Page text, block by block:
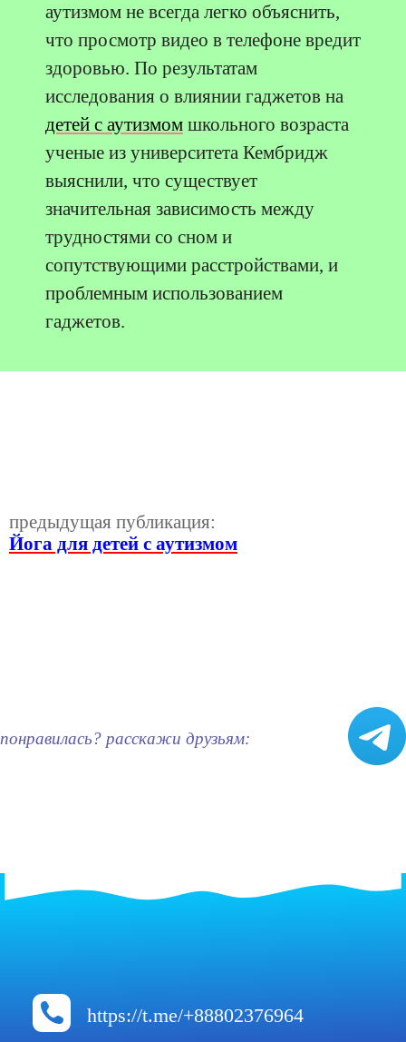
аутизмом не всегда легко объяснить,
что просмотр видео в телефоне вредит
здоровью. По результатам
исследования о влиянии гаджетов на
детей с аутизмом школьного возраста
ученые из университета Кембридж
выяснили, что существует
значительная зависимость между
трудностями со сном и
сопутствующими расстройствами, и
проблемным использованием
гаджетов.
предыдущая публикация:
Йога для детей с аутизмом
понравилась? расскажи друзьям:
https://t.me/+88802376964